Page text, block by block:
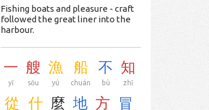
Fishing boats and pleasure - craft
followed the great liner into the
harbour.
一
yī
艘
sōu
漁
yú
船
chuán
不
bù
知
zhī
從 什 麼 地 方 冒